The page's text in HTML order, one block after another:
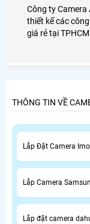
Công ty
thiết kế các
giá rẻ tại
THÔNG TIN VỀ
Lắp Đặt Camera
Lắp Camera
Lắp đặt camera